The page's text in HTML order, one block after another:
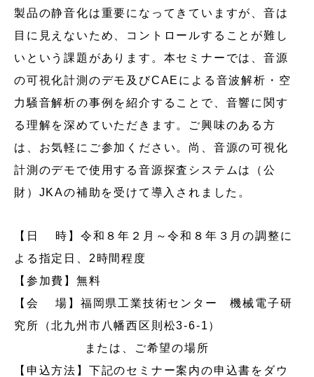
製品の静音化は重要になってきていますが、音は
目に見えないため、コントロールすることが難し
いという課題があります。本セミナーでは、音源
の可視化計測のデモ及びCAEによる音波解析・空
力騒音解析の事例を紹介することで、音響に関す
る理解を深めていただきます。ご興味のある方
は、お気軽にご参加ください。尚、音源の可視化
計測のデモで使用する音源探査システムは（公
財）JKAの補助を受けて導入されました。
【日 時】令和８年２月～令和８年３月の調整に
よる指定日、2時間程度
【参加費】無料
【会 場】福岡県工業技術センター 機械電子研
究所（北九州市八幡西区則松3-6-1）
または、ご希望の場所
【申込方法】下記のセミナー案内の申込書をダウ